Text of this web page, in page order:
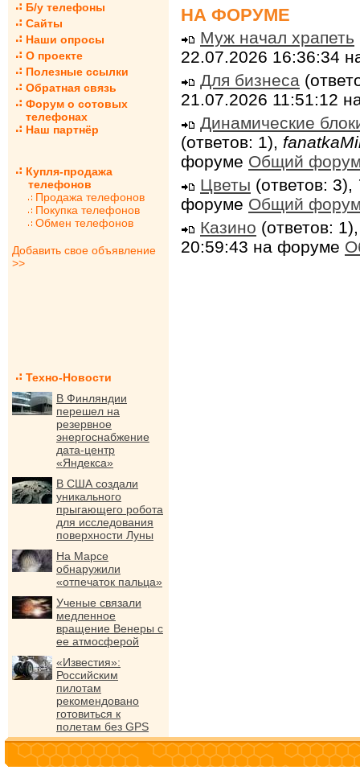
Б/у телефоны
Сайты
Наши опросы
О проекте
Полезные ссылки
Обратная связь
Форум о сотовых
телефонах
Наш партнёр
Купля-продажа
телефонов
Продажа телефонов
Покупка телефонов
Обмен телефонов
Добавить свое объявление
>>
Техно-Новости
В Финляндии
перешел на
резервное
энергоснабжение
дата-центр
«Яндекса»
В США создали
уникального
прыгающего робота
для исследования
поверхности Луны
На Марсе
обнаружили
«отпечаток пальца»
Ученые связали
медленное
вращение Венеры с
ее атмосферой
«Известия»:
Российским
пилотам
рекомендовано
готовиться к
полетам без GPS
НА ФОРУМЕ
Муж начал храпеть
22.07.2026 16:36:34
Для бизнеса
21.07.2026 11:51:12
Динамические
(ответов: 1),
форуме Общий
Цветы (ответов: 3),
форуме Общий
Казино (ответов:
20:59:43 на форуме